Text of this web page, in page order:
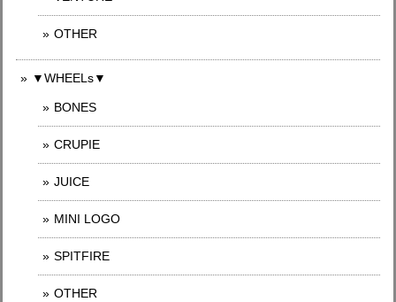
OTHER
▼WHEELs▼
BONES
CRUPIE
JUICE
MINI LOGO
SPITFIRE
OTHER